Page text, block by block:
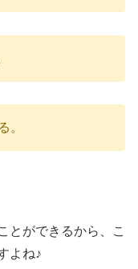
。
とができるから、こ
よね♪